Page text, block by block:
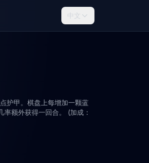
中文
护甲。棋盘上每增加一颗蓝
额外获得一回合。 (加成：